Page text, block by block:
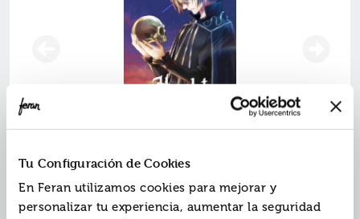
Tu Configuración de Cookies
En Feran utilizamos cookies para mejorar y
personalizar tu experiencia, aumentar la seguridad
Hamlet (clÁsicos manga)
Ref.ZNR-7950120
ISBN:9788467950120